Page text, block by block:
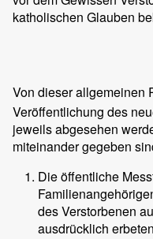
katholischen Glauben
Von dieser allgemeinen
Veröffentlichung des
jeweils abgesehen
miteinander gegeben
Die öffentliche
des Verstorbenen
ausdrücklich